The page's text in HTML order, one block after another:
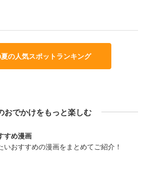
の人気スポットランキング
おでかけをもっと楽しむ
すめ漫画
いおすすめの漫画をまとめてご紹介！